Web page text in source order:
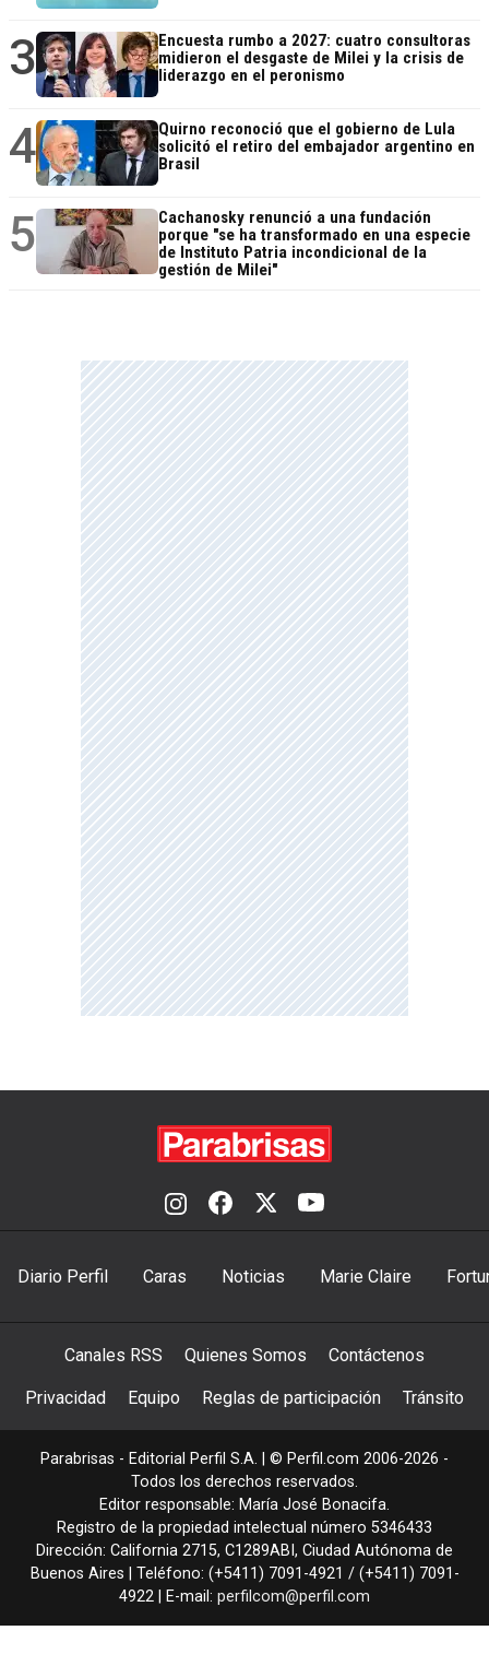
3
Encuesta rumbo a 2027: cuatro consultoras
midieron el desgaste de Milei y la crisis de
liderazgo en el peronismo
4
Quirno reconoció que el gobierno de Lula
solicitó el retiro del embajador argentino en
Brasil
5
Cachanosky renunció a una fundación
porque "se ha transformado en una especie
de Instituto Patria incondicional de la
gestión de Milei"
Diario Perfil Caras Noticias Marie Claire
Canales RSS Quienes Somos Contáctenos
Privacidad Equipo Reglas de participación Tránsito
Parabrisas - Editorial Perfil S.A. | © Perfil.com 2006-2026 -
Todos los derechos reservados.
Editor responsable: María José Bonacifa.
Registro de la propiedad intelectual número 5346433
Dirección: California 2715, C1289ABI , Ciudad Autónoma de
Buenos Aires | Teléfono: (+5411) 7091-4921 / (+5411) 7091-
4922 | E-mail: perfilcom@perfil.com